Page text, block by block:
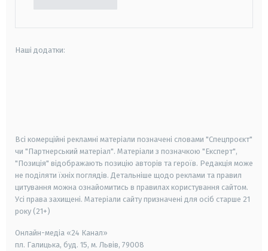
Наші додатки:
Всі комерційні рекламні матеріали позначені словами "Спецпроєкт"
чи "Партнерський матеріал". Матеріали з позначкою "Експерт",
"Позиція" відображають позицію авторів та героїв. Редакція може
не поділяти їхніх поглядів. Детальніше щодо реклами та правил
цитування можна ознайомитись в правилах користування сайтом.
Усі права захищені. Матеріали сайту призначені для осіб старше 21
року (21+)
Онлайн-медіа «24 Канал»
пл. Галицька, буд. 15, м. Львів, 79008